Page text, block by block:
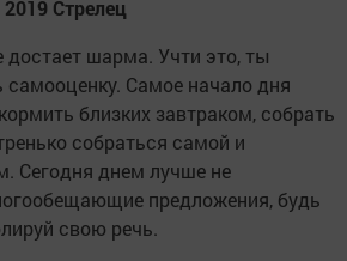
Стрелец
достает шарма. Учти это, ты
Самое начало дня
близких завтраком, собрать
собраться самой и
Сегодня днем лучше не
предложения, будь
свою речь.